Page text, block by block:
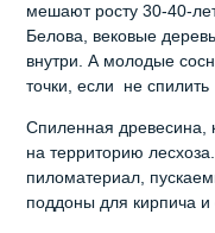
мешают росту 30-40-
Белова, вековые
внутри. А молодые
точки, если не
Спиленная древесина,
на территорию
пиломатериал,
поддоны для кирпича и